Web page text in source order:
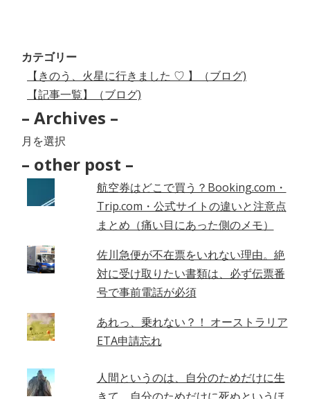
カテゴリー
【きのう、火星に行きました ♡ 】（ブログ)
【記事一覧】（ブログ)
– Archives –
–
Archives
– other post –
航空券はどこで買う？Booking.com・
Trip.com・公式サイトの違いと注意点
まとめ（痛い目にあった側のメモ）
佐川急便が不在票をいれない理由。絶
対に受け取りたい書類は、必ず伝票番
号で事前電話が必須
あれっ、乗れない？！ オーストラリア
ETA申請忘れ
人間というのは、自分のためだけに生